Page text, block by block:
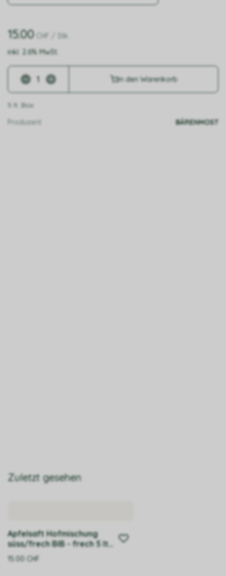
15.00 CHF
/ Stk.
inkl. 2.6% MwSt.
in den Warenkorb
5 lt. Box
Produzent
BÄRENMOST
Zuletzt gesehen
Apfelsaft Hofmischung
süss/frech BIB - frech 5 lt.,
1 Stk.
15.00 CHF